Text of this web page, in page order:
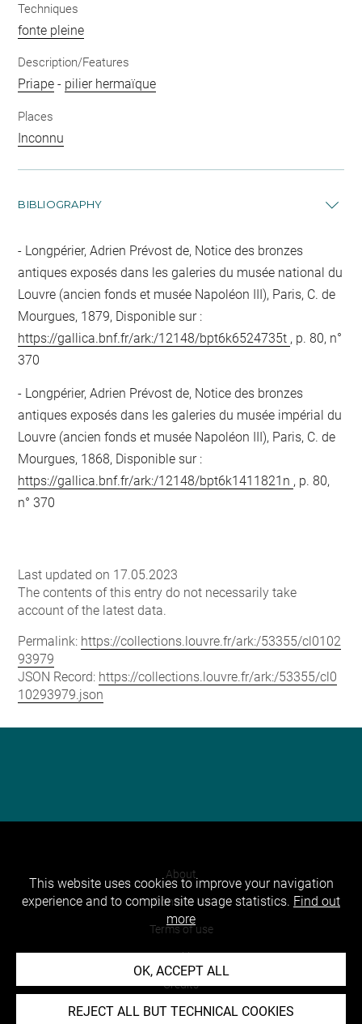
Techniques
fonte pleine
Description/Features
Priape - pilier hermaïque
Places
Inconnu
BIBLIOGRAPHY
Longpérier, Adrien Prévost de, Notice des bronzes
antiques exposés dans les galeries du musée national du
Louvre (ancien fonds et musée Napoléon III), Paris, C. de
Mourgues, 1879, Disponible sur :
https://gallica.bnf.fr/ark:/12148/bpt6k6524735t , p. 80, n°
370
Longpérier, Adrien Prévost de, Notice des bronzes
antiques exposés dans les galeries du musée impérial du
Louvre (ancien fonds et musée Napoléon III), Paris, C. de
Mourgues, 1868, Disponible sur :
https://gallica.bnf.fr/ark:/12148/bpt6k1411821n , p. 80,
n° 370
Last updated on 17.05.2023
The contents of this entry do not necessarily take
account of the latest data.
Permalink: https://collections.louvre.fr/ark:/53355/cl0102
93979
JSON Record: https://collections.louvre.fr/ark:/53355/cl0
10293979.json
About
Contact Us
Terms of use
Cookies
Credits
Accessibility : non compliant
This website uses cookies to improve your navigation
experience and to compile site usage statistics. Find out
more
OK, ACCEPT ALL
REJECT ALL BUT TECHNICAL COOKIES